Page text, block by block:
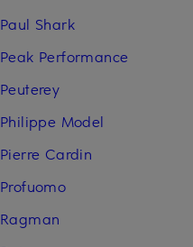
Paul Shark
Peak Performance
Peuterey
Philippe Model
Pierre Cardin
Profuomo
Ragman